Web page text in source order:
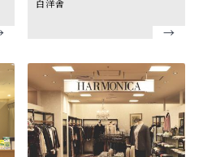
白洋舎